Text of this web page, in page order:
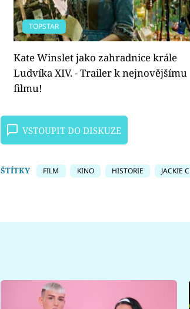
TOPSTAR
Kate Winslet jako zahradnice krále
Ludvíka XIV. - Trailer k nejnovějšímu
filmu!
VSTOUPIT DO DISKUZE
ŠTÍTKY FILM KINO HISTORIE JACKIE